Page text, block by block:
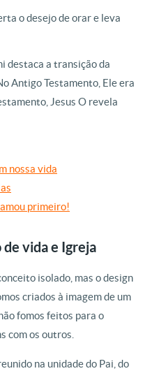
o desejo de orar e leva
destaca a transição da
Antigo Testamento, Ele era
Jesus O revela
nossa vida
primeiro!
vida e Igreja
isolado, mas o design
criados à imagem de um
fomos feitos para o
com os outros.
na unidade do Pai, do